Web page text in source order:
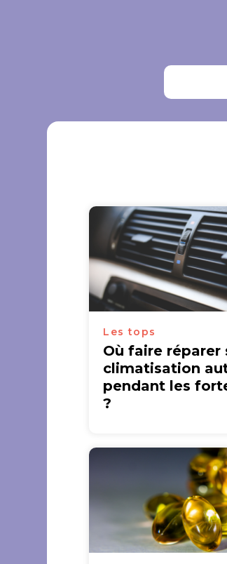
Les tops
Où faire réparer
climatisation
pendant les
?